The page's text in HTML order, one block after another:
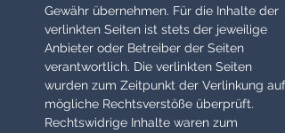
Gewähr übernehmen. Für die Inhalte der
verlinkten Seiten ist stets der jeweilige
Anbieter oder Betreiber der Seiten
verantwortlich. Die verlinkten Seiten
wurden zum Zeitpunkt der Verlinkung auf
mögliche Rechtsverstöße überprüft.
Rechtswidrige Inhalte waren zum